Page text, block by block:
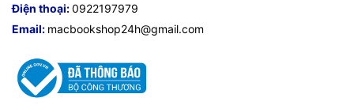
Điện thoại:0922197979
Email: macbookshop24h@gmail.com